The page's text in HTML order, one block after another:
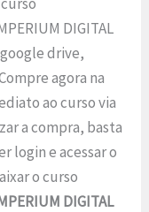
DIGITAL
drive,
agora na
ao curso via
a compra, basta
login e acessar o
o curso
DIGITAL